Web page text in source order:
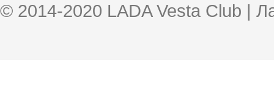
© 2014-2020 LADA Vesta Club |